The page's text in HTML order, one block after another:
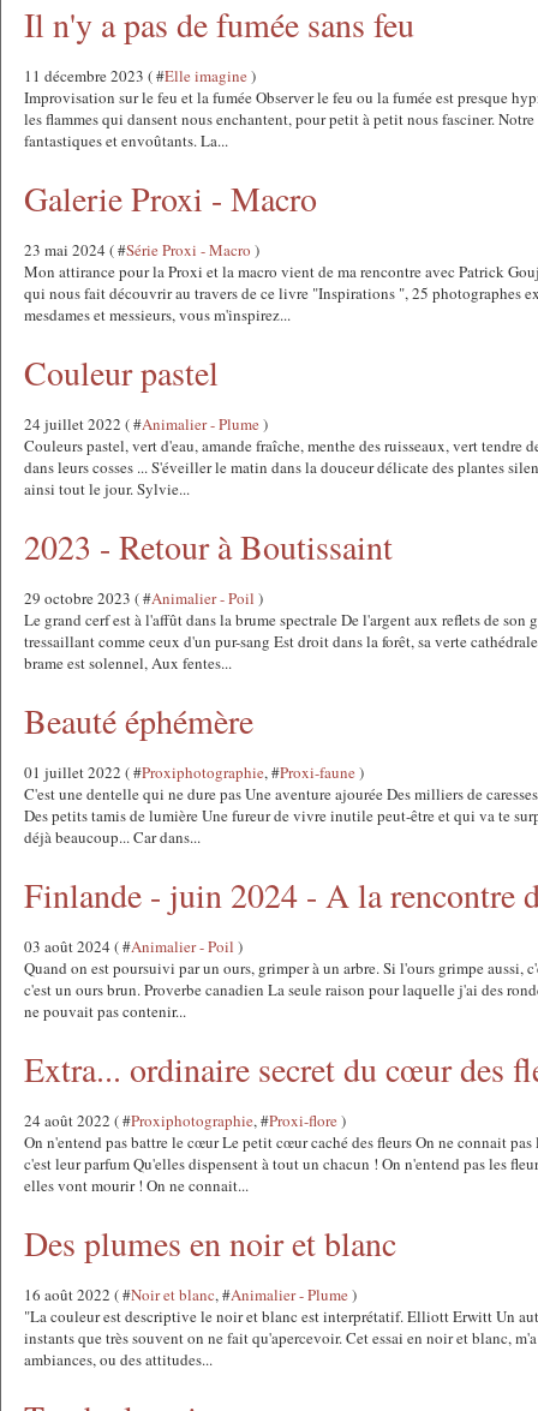
Il n'y a pas de fumée sans feu
11 décembre 2023 ( #Elle imagine)
Improvisation sur le feu et la fumée Observer le feu ou la fumée est presque
les flammes qui dansent nous enchantent, pour petit à petit nous fasciner.
fantastiques et envoûtants. La...
Galerie Proxi - Macro
23 mai 2024 ( #Série Proxi - Macro )
Mon attirance pour la Proxi et la macro vient de ma rencontre avec Patrick
qui nous fait découvrir au travers de ce livre "Inspirations ", 25 photographes
mesdames et messieurs, vous m'inspirez...
Couleur pastel
24 juillet 2022 ( #Animalier - Plume)
Couleurs pastel, vert d'eau, amande fraîche, menthe des ruisseaux, vert tendre
dans leurs cosses ... S'éveiller le matin dans la douceur délicate des plantes
ainsi tout le jour. Sylvie...
2023 - Retour à Boutissaint
29 octobre 2023 ( #Animalier - Poil )
Le grand cerf est à l'affût dans la brume spectrale De l'argent aux reflets de son
tressaillant comme ceux d'un pur-sang Est droit dans la forêt, sa verte
brame est solennel, Aux fentes...
Beauté éphémère
01 juillet 2022 ( #Proxiphotographie, #Proxi-faune)
C'est une dentelle qui ne dure pas Une aventure ajourée Des milliers de
Des petits tamis de lumière Une fureur de vivre inutile peut-être et qui va te
déjà beaucoup... Car dans...
Finlande - juin 2024 - A la rencontre
03 août 2024 ( #Animalier - Poil )
Quand on est poursuivi par un ours, grimper à un arbre. Si l'ours grimpe aussi,
c'est un ours brun. Proverbe canadien La seule raison pour laquelle j'ai des
ne pouvait pas contenir...
Extra... ordinaire secret du cœur des
24 août 2022 ( #Proxiphotographie, #Proxi-flore)
On n'entend pas battre le cœur Le petit cœur caché des fleurs On ne connait
c'est leur parfum Qu'elles dispensent à tout un chacun ! On n'entend pas les
elles vont mourir ! On ne connait...
Des plumes en noir et blanc
16 août 2022 ( #Noir et blanc, #Animalier - Plume)
"La couleur est descriptive le noir et blanc est interprétatif. Elliott Erwitt Un
instants que très souvent on ne fait qu'apercevoir. Cet essai en noir et blanc,
ambiances, ou des attitudes...